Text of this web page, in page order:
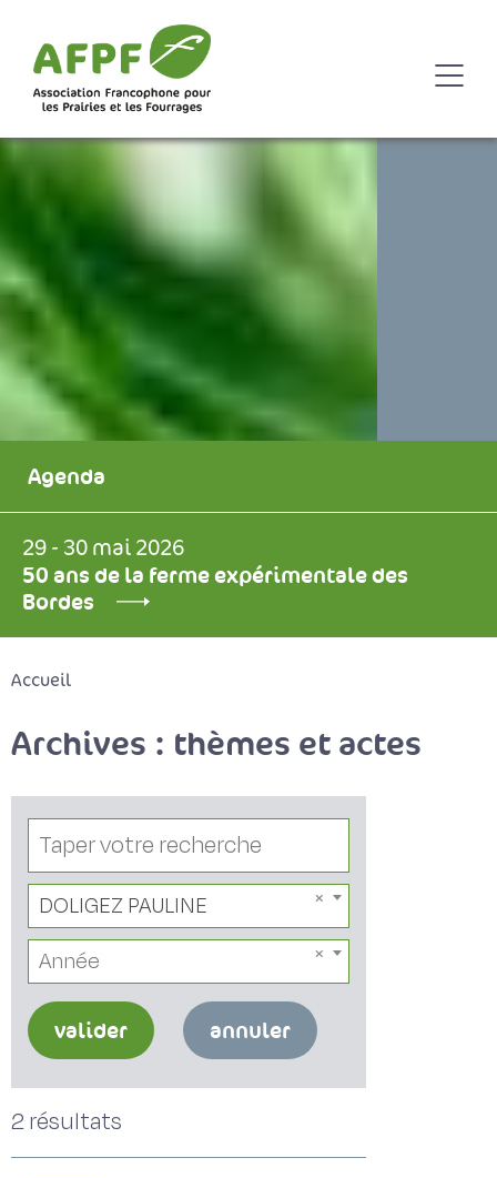
Agenda
29 - 30 mai 2026
50 ans de la ferme expérimentale des
Bordes
Accueil
Archives : thèmes et actes
DOLIGEZ PAULINE
Année
valider annuler
2 résultats